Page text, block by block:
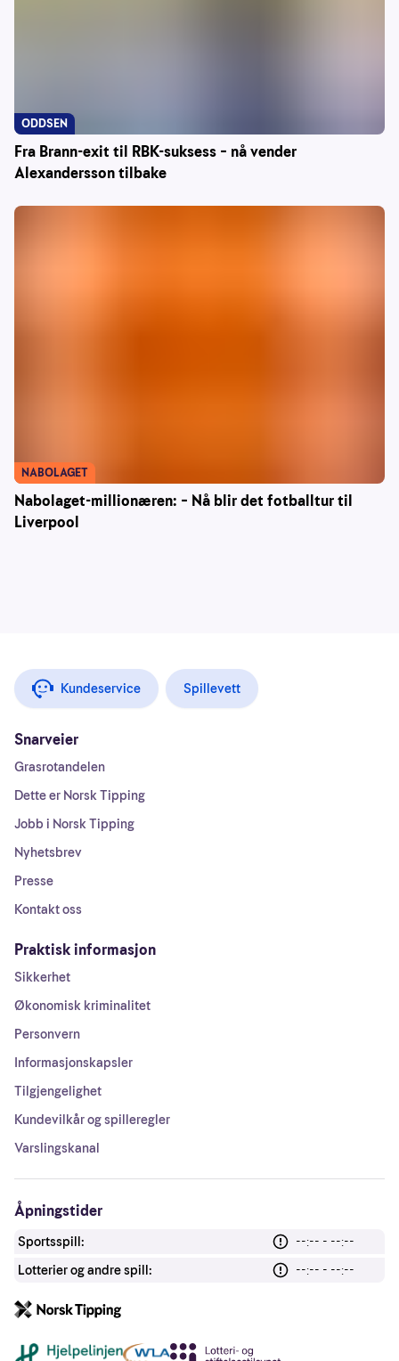
Fra Brann-exit til RBK-suksess – nå vender
Alexandersson tilbake
ODDSEN
Nabolaget-millionæren: – Nå blir det fotballtur til
Liverpool
NABOLAGET
Kundeservice Spillevett
Snarveier
Grasrotandelen
Dette er Norsk Tipping
Jobb i Norsk Tipping
Nyhetsbrev
Presse
Kontakt oss
Praktisk informasjon
Sikkerhet
Økonomisk kriminalitet
Personvern
Informasjonskapsler
Tilgjengelighet
Kundevilkår og spilleregler
Varslingskanal
Åpningstider
Sportsspill:
--:-- - --:--
Lotterier og andre spill:
--:-- - --:--
Andre lenker